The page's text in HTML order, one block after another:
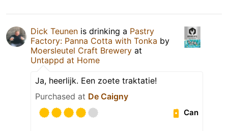
Dick Teunen is drinking a Pastry
Factory: Panna Cotta with Tonka by
Moersleutel Craft Brewery at
Untappd at Home
Ja, heerlijk. Een zoete traktatie!
Purchased at De Caigny
Can